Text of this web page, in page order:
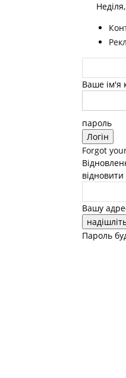
Ваше ім'я
пароль
Forgot
Вашу
Пароль